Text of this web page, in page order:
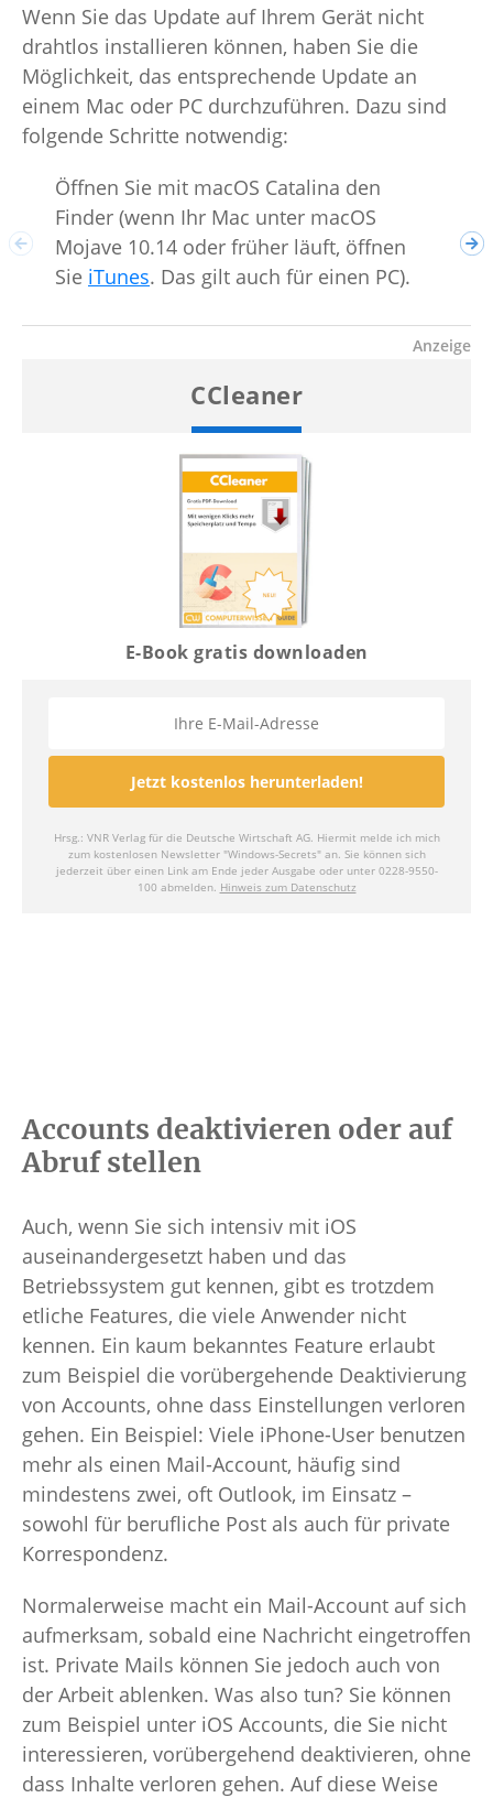
Wenn Sie das Update auf Ihrem Gerät nicht
drahtlos installieren können, haben Sie die
Möglichkeit, das entsprechende Update an
einem Mac oder PC durchzuführen. Dazu sind
folgende Schritte notwendig:
Öffnen Sie mit macOS Catalina den
Finder (wenn Ihr Mac unter macOS
Mojave 10.14 oder früher läuft, öffnen
Sie iTunes. Das gilt auch für einen PC).
Accounts deaktivieren oder auf
Abruf stellen
Auch, wenn Sie sich intensiv mit iOS
auseinandergesetzt haben und das
Betriebssystem gut kennen, gibt es trotzdem
etliche Features, die viele Anwender nicht
kennen. Ein kaum bekanntes Feature erlaubt
zum Beispiel die vorübergehende Deaktivierung
von Accounts, ohne dass Einstellungen verloren
gehen. Ein Beispiel: Viele iPhone-User benutzen
mehr als einen Mail-Account, häufig sind
mindestens zwei, oft Outlook, im Einsatz –
sowohl für berufliche Post als auch für private
Korrespondenz.
Normalerweise macht ein Mail-Account auf sich
aufmerksam, sobald eine Nachricht eingetroffen
ist. Private Mails können Sie jedoch auch von
der Arbeit ablenken. Was also tun? Sie können
zum Beispiel unter iOS Accounts, die Sie nicht
interessieren, vorübergehend deaktivieren, ohne
dass Inhalte verloren gehen. Auf diese Weise